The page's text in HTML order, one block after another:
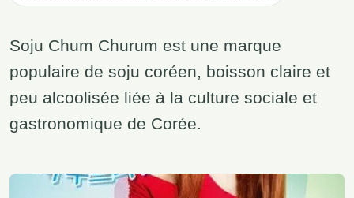
Soju Chum Churum est une marque
populaire de soju coréen, boisson claire et
peu alcoolisée liée à la culture sociale et
gastronomique de Corée.